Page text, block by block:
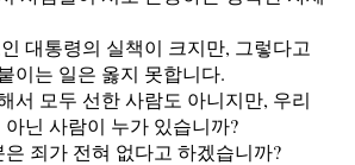
대통령의 실책이 크지만, 그렇다고
이는 일은 옳지 못합니다.
서 모두 선한 사람도 아니지만, 우리
닌 사람이 누가 있습니까?
죄가 전혀 없다고 하겠습니까?